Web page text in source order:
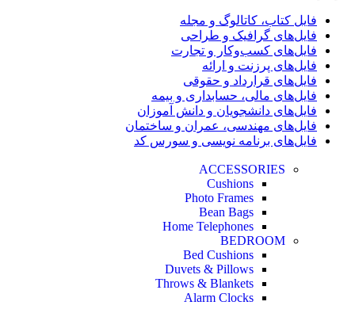
فایل کتاب، کاتالوگ و مجله
فایل‌های گرافیک و طراحی
فایل‌های کسب‌وکار و تجارت
فایل‌های پرزنت و ارائه
فایل‌های قرارداد و حقوقی
فایل‌های مالی، حسابداری و بیمه
فایل‌های دانشجویان و دانش آموزان
فایل‌های مهندسی، عمران و ساختمان
فایل‌های برنامه نویسی و سورس کد
ACCESSORIES
Cushions
Photo Frames
Bean Bags
Home Telephones
BEDROOM
Bed Cushions
Duvets & Pillows
Throws & Blankets
Alarm Clocks